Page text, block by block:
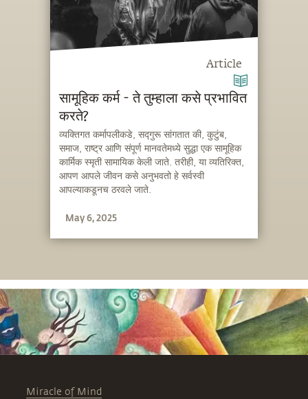
Article
सामूहिक कर्म - ते तुम्हाला कसे प्रभावित
करते?
व्यक्तिगत कर्मापलीकडे, सद्गुरू सांगतात की, कुटुंब,
समाज, राष्ट्र आणि संपूर्ण मानवतेमध्ये सुद्धा एक सामूहिक
कार्मिक स्मृती सामायिक केली जाते. तरीही, या व्यतिरिक्त,
आपण आपले जीवन कसे अनुभवतो हे सर्वस्वी
आपल्याकडूनच ठरवले जाते.
May 6, 2025
Miracle of Mind